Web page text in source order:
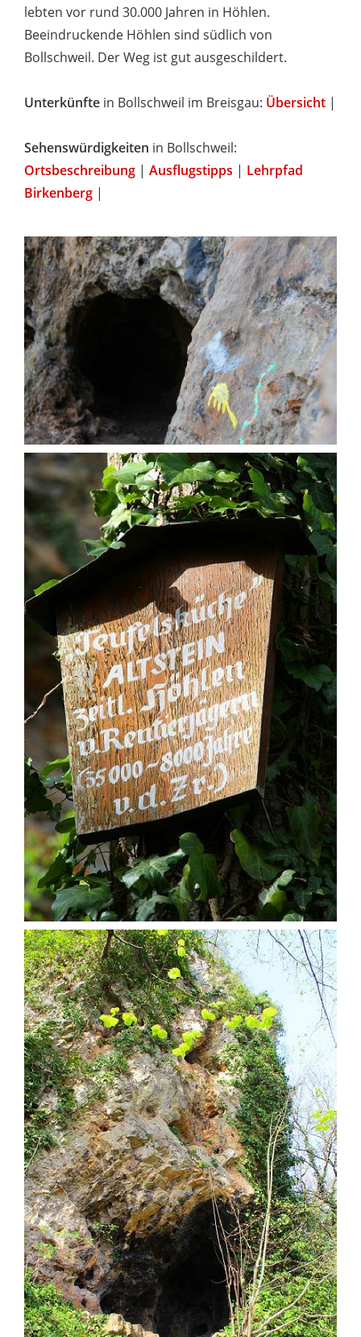
lebten vor rund 30.000 Jahren in Höhlen.
Beeindruckende Höhlen sind südlich von
Bollschweil. Der Weg ist gut ausgeschildert.
Unterkünfte in Bollschweil im Breisgau: Übersicht |
Sehenswürdigkeiten in Bollschweil:
Ortsbeschreibung | Ausflugstipps | Lehrpfad
Birkenberg |